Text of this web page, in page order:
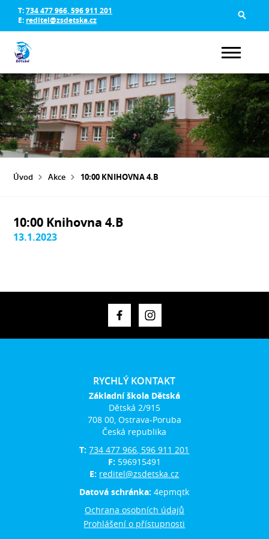
T:734 477 966, 596 911 201
E: reditel@zsdetska.cz
Úvod Akce 10:00 KNIHOVNA 4.B
10:00 Knihovna 4.B
13.1.2023
RYCHLÝ KONTAKT
Základní škola Dětská
Dětská 2/915
708 00, Ostrava-Poruba
Česká republika
T:734 477 966, 596 911 201
F: 596915491
E: reditel@zsdetska.cz
Datová schránka:4epmqtk
Ochrana osobních údajů
Prohlášení o přístupnosti